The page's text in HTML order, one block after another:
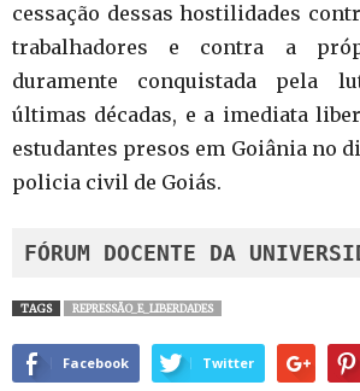
cessação dessas hostilidades
trabalhadores e contra a
duramente conquistada pela
últimas décadas, e a imediata
estudantes presos em Goiânia no
policia civil de Goiás.
FÓRUM DOCENTE DA
TAGS REPRESSÃO_E_LIBERDADES
Facebook Twitter